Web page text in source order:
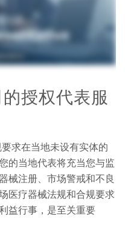
授权代表服
求在当地未设有实体的
的当地代表将充当您与监
械注册、市场警戒和不良
医疗器械法规和合规要求
益行事，是至关重要